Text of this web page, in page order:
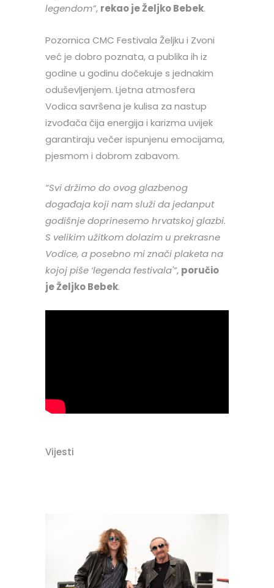
legendom”, rekao je Željko Bebek.
Pozornica CMC Festivala Željku i Zvoni
već je dobro poznata, a publika ih iz
godine u godinu dočekuje s jednakim
oduševljenjem. Ljetna atmosfera
Vodica savršena je kulisa za nastup
izvođača čija energija i karizma uvijek
garantiraju večer ispunjenu emocijama,
pjesmom i dobrom zabavom.
“Svi držimo do ovog glazbenog
događaja koji nam služi da jedanput
godišnje doprinesemo hrvatskoj glazbi.
S velikim užitkom dolazim u prekrasne
Vodice, a posebno mi znači plaketa na
kojoj piše ‘legenda festivala'”, poručio
je Željko Bebek.
Vijesti